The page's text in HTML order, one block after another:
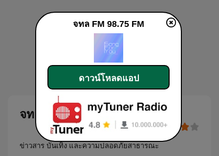
จทล FM 98.75 FM
ข่าวสาร บันเทิง และความปลอดภัยสาธารณะ
จทล FM 98.75 FM
ดาวน์โหลดแอป